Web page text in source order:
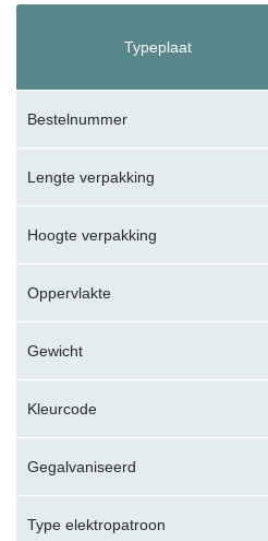
Typeplaat
Bestelnummer
Lengte verpakking
Hoogte verpakking
Oppervlakte
Gewicht
Kleurcode
Gegalvaniseerd
Type elektropatroon